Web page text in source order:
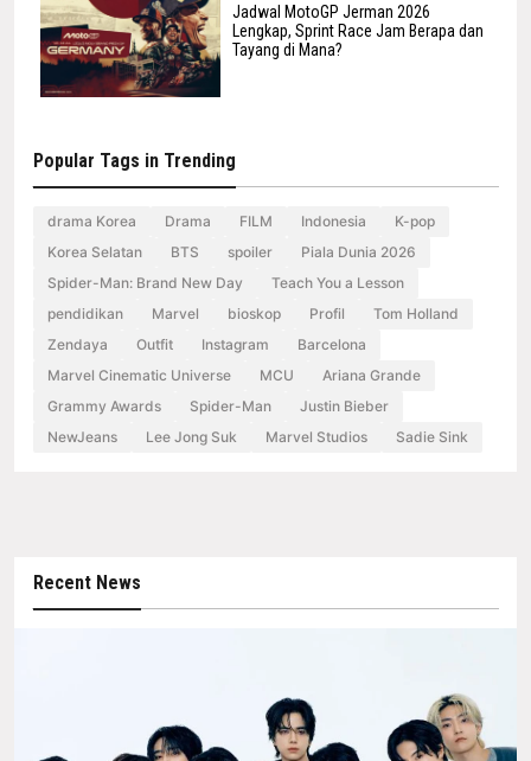
Jadwal MotoGP Jerman 2026
Lengkap, Sprint Race Jam Berapa dan
Tayang di Mana?
Popular Tags in Trending
drama Korea Drama FILM Indonesia
K-pop
Korea Selatan
BTS spoiler
Piala Dunia 2026
Spider-Man: Brand New Day
Teach You a Lesson
pendidikan
Marvel bioskop Profil
Tom Holland
Zendaya
Outfit Instagram
Barcelona
Marvel Cinematic Universe
MCU
Ariana Grande
Grammy Awards
Spider-Man
Justin Bieber
NewJeans
Lee Jong Suk Marvel Studios Sadie Sink
Recent News